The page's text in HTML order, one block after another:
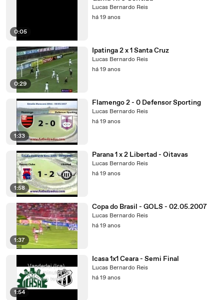
0:05
Lucas Bernardo Reis
há 19 anos
0:29
Ipatinga 2 x 1 Santa Cruz
Lucas Bernardo Reis
há 19 anos
1:33
Flamengo 2 - 0 Defensor Sporting
Lucas Bernardo Reis
há 19 anos
1:58
Parana 1 x 2 Libertad - Oitavas
Lucas Bernardo Reis
há 19 anos
1:37
Copa do Brasil - GOLS - 02.05.2007
Lucas Bernardo Reis
há 19 anos
1:54
Icasa 1x1 Ceara - Semi Final
Lucas Bernardo Reis
há 19 anos